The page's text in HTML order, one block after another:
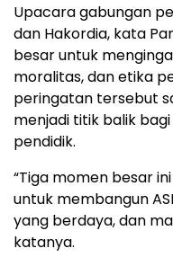
Upacara gabungan
dan Hakordia, kata
besar untuk
moralitas, dan etika
peringatan tersebut
menjadi titik balik
pendidik.
“Tiga momen besar
untuk membangun
yang berdaya, dan
katanya.